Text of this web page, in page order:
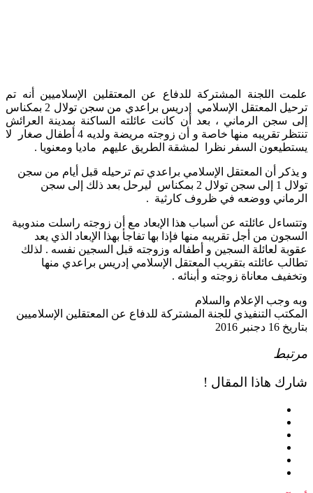
اللجنة المشتركة للدفاع عن المعتقلين الإسلاميين أنه تم
ترحيل المعتقل الإسلامي إدريس براعدي من سجن تولال 2 بمكناس
سجن الرماني ، بعد أن كانت عائلته الساكنة بمدينة العرائش
تنتظر تقريبه منها خاصة و أن زوجته مريضة ولديه 4 أطفال صغار لا
السفر نظرا لمشقة الطريق عليهم ماديا ومعنويا .
أن المعتقل الإسلامي براعدي تم ترحيله قبل أيام من سجن
تولال 1 إلى سجن تولال 2 بمكناس ليرحل بعد ذلك إلى سجن
ووضعه في ظروف كارثية .
عائلته عن أسباب هذا الإبعاد مع أن زوجته راسلت مندوبية
من أجل تقريبه منها فإذا بها تفاجأ بهذا الإبعاد الذي يعد
لعائلة السجين و أطفاله وزوجته قبل السجين نفسه . لذلك
عائلته بتقريب المعتقل الإسلامي إدريس براعدي منها
معاناة زوجته و أبنائه .
وجب الإعلام والسلام
التنفيذي للجنة المشتركة للدفاع عن المعتقلين الإسلاميين
2016
هاذا المقال !